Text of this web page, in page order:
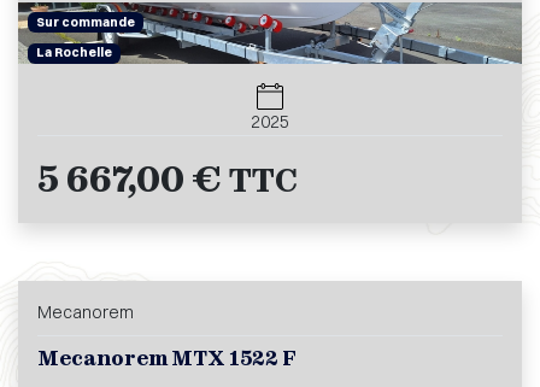
Sur commande
La Rochelle
2025
5 667,00 € TTC
Mecanorem
Mecanorem MTX 1522 F